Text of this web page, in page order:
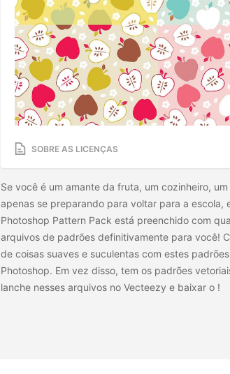
SOBRE AS LICENÇAS
Se você é um amante da fruta, um cozinheiro,
apenas se preparando para voltar para a escola,
Photoshop Pattern Pack está preenchido com
arquivos de padrões definitivamente para você!
de coisas suaves e suculentas com estes
Photoshop. Em vez disso, tem os padrões
lanche nesses arquivos no Vecteezy e baixar o !